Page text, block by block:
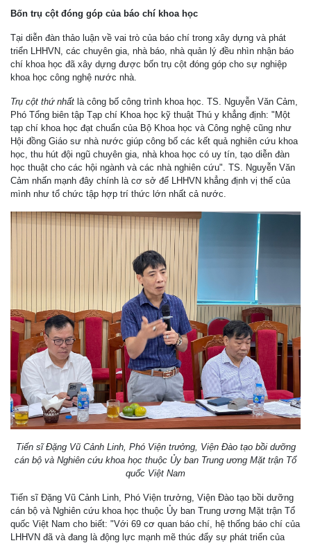
Bốn trụ cột đóng góp của báo chí khoa học
Tại diễn đàn thảo luận về vai trò của báo chí trong xây dựng và phát
triển LHHVN, các chuyên gia, nhà báo, nhà quản lý đều nhìn nhận báo
chí khoa học đã xây dựng được bốn trụ cột đóng góp cho sự nghiệp
khoa học công nghệ nước nhà.
Trụ cột thứ nhất là công bố công trình khoa học. TS. Nguyễn Văn Cảm,
Phó Tổng biên tập Tạp chí Khoa học kỹ thuật Thú y khẳng định: "Một
tạp chí khoa học đạt chuẩn của Bộ Khoa học và Công nghệ cũng như
Hội đồng Giáo sư nhà nước giúp công bố các kết quả nghiên cứu khoa
học, thu hút đội ngũ chuyên gia, nhà khoa học có uy tín, tạo diễn đàn
học thuật cho các hội ngành và các nhà nghiên cứu". TS. Nguyễn Văn
Cảm nhấn mạnh đây chính là cơ sở để LHHVN khẳng định vị thế của
mình như tổ chức tập hợp trí thức lớn nhất cả nước.
Tiến sĩ Đặng Vũ Cảnh Linh, Phó Viện trưởng, Viện Đào tạo bồi dưỡng
cán bộ và Nghiên cứu khoa học thuộc Ủy ban Trung ương Mặt trận Tổ
quốc Việt Nam
Tiến sĩ Đặng Vũ Cảnh Linh, Phó Viện trưởng, Viện Đào tạo bồi dưỡng
cán bộ và Nghiên cứu khoa học thuộc Ủy ban Trung ương Mặt trận Tổ
quốc Việt Nam cho biết: "Với 69 cơ quan báo chí, hệ thống báo chí của
LHHVN đã và đang là động lực mạnh mẽ thúc đẩy sự phát triển của